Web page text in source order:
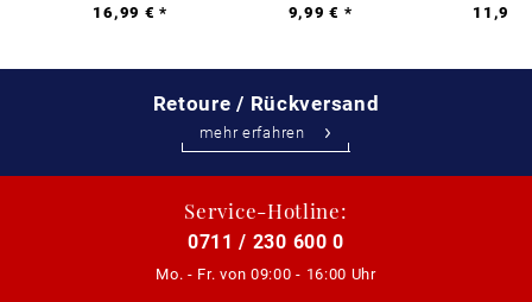
16,99 € *
9,99 € *
11,99
Retoure / Rückversand
mehr erfahren
Service-Hotline:
0711 / 230 600 0
Mo. - Fr. von 09:00 - 16:00 Uhr